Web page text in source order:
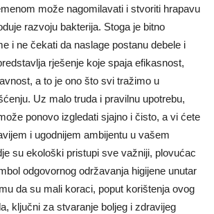
može nagomilavati i stvoriti hrapavu
razvoju bakterija. Stoga je bitno
i ne čekati da naslage postanu debele i
rješenje koje spaja efikasnost,
a to je ono što svi tražimo u
Uz malo truda i pravilnu upotrebu,
ponovo izgledati sjajno i čisto, a vi ćete
i ugodnijem ambijentu u vašem
su ekološki pristupi sve važniji, plovućac
odgovornog održavanja higijene unutar
da su mali koraci, poput korištenja ovog
ključni za stvaranje boljeg i zdravijeg